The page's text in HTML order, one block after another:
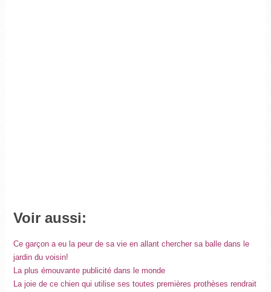
Voir aussi:
Ce garçon a eu la peur de sa vie en allant chercher sa balle dans le
jardin du voisin!
La plus émouvante publicité dans le monde
La joie de ce chien qui utilise ses toutes premières prothèses rendrait